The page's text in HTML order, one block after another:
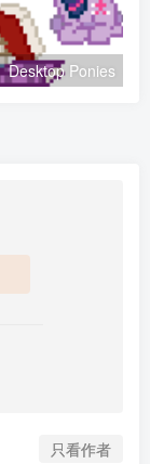
只看作者